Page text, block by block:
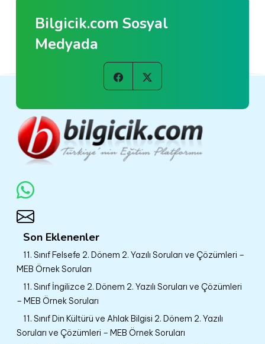
Bilgicik.com Sosyal
Medyada
Son Eklenenler
11. Sınıf Felsefe 2. Dönem 2. Yazılı Soruları ve Çözümleri –
MEB Örnek Soruları
11. Sınıf İngilizce 2. Dönem 2. Yazılı Soruları ve Çözümleri
– MEB Örnek Soruları
11. Sınıf Din Kültürü ve Ahlak Bilgisi 2. Dönem 2. Yazılı
Soruları ve Çözümleri – MEB Örnek Soruları